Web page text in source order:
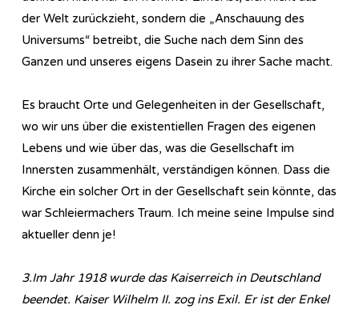
der Welt zurückzieht, sondern die „Anschauung des
Universums“ betreibt, die Suche nach dem Sinn des
Ganzen und unseres eigens Dasein zu ihrer Sache macht.
Es braucht Orte und Gelegenheiten in der Gesellschaft,
wo wir uns über die existentiellen Fragen des eigenen
Lebens und wie über das, was die Gesellschaft im
Innersten zusammenhält, verständigen können. Dass die
Kirche ein solcher Ort in der Gesellschaft sein könnte, das
war Schleiermachers Traum. Ich meine seine Impulse sind
aktueller denn je!
3.Im Jahr 1918 wurde das Kaiserreich in Deutschland
beendet. Kaiser Wilhelm II. zog ins Exil. Er ist der Enkel